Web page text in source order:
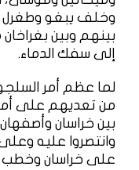
وخلف يبغو
بينهم وبين
إلى سفك الدماء.
لما عظم أمر
من تعديهم على
بين خراسان
وانتصروا عليه